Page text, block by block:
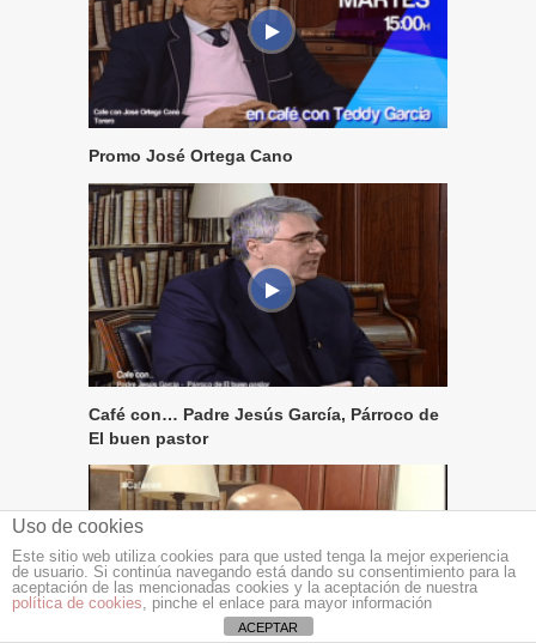
Promo José Ortega Cano
Café con… Padre Jesús García, Párroco de
El buen pastor
Uso de cookies
Este sitio web utiliza cookies para que usted tenga la mejor experiencia
de usuario. Si continúa navegando está dando su consentimiento para la
aceptación de las mencionadas cookies y la aceptación de nuestra
política de cookies, pinche el enlace para mayor información
ACEPTAR